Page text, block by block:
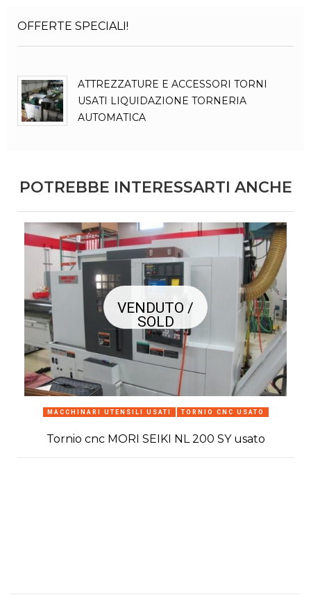
OFFERTE SPECIALI!
ATTREZZATURE E ACCESSORI TORNI
USATI LIQUIDAZIONE TORNERIA
AUTOMATICA
POTREBBE INTERESSARTI ANCHE
VENDUTO /
SOLD
MACCHINARI UTENSILI USATI TORNIO CNC USATO
Tornio cnc MORI SEIKI NL 200 SY usato